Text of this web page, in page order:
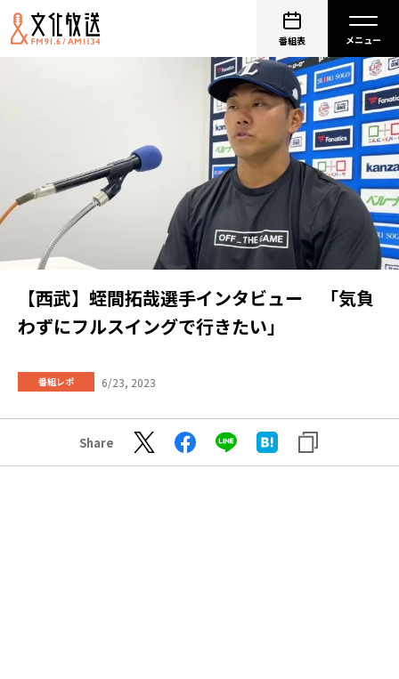
番組表
【西武】蛭間拓哉選手インタビュー 「気負
わずにフルスイングで行きたい」
番組レポ 6/23, 2023
Share